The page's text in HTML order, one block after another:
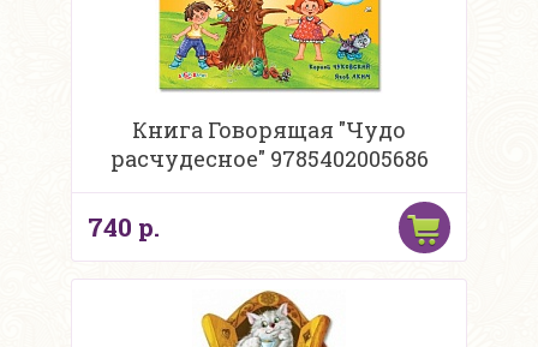
Книга Говорящая "Чудо
расчудесное" 9785402005686
740 р.